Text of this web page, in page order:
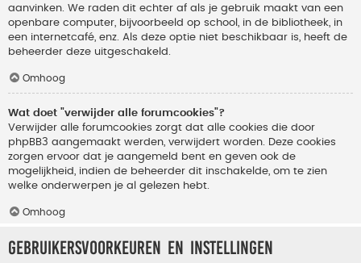
aanvinken. We raden dit echter af als je gebruik maakt van een
openbare computer, bijvoorbeeld op school, in de bibliotheek, in
een internetcafé, enz. Als deze optie niet beschikbaar is, heeft de
beheerder deze uitgeschakeld.
Omhoog
Wat doet "verwijder alle forumcookies"?
Verwijder alle forumcookies zorgt dat alle cookies die door
phpBB3 aangemaakt werden, verwijdert worden. Deze cookies
zorgen ervoor dat je aangemeld bent en geven ook de
mogelijkheid, indien de beheerder dit inschakelde, om te zien
welke onderwerpen je al gelezen hebt.
Omhoog
Gebruikersvoorkeuren en instellingen